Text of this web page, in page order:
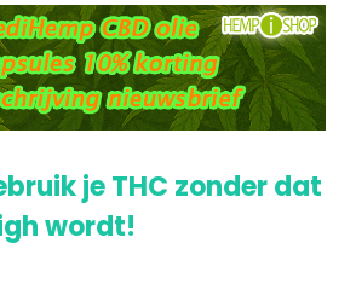
je THC zonder dat
wordt!